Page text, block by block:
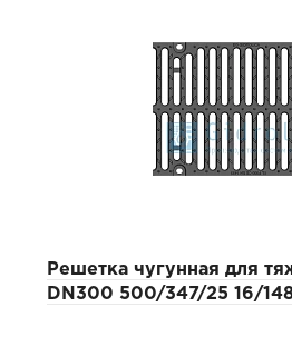
Решетка чугунная для
DN300 500/347/25 16/